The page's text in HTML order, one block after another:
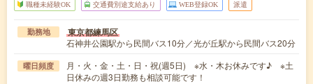
職種未経験OK 交通費別途支給あり WEB登録OK 派遣
勤務地 東京都練馬区
石神井公園駅から民間バス10分／光が丘駅から民間バス20分
曜日頻度
月・火・金・土・日・祝(週5日) ※水・木お休みです♪ ※土
日休みの週3日勤務も相談可能です！